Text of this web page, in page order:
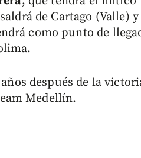
de Cartago (Valle)
como punto de
después de la
Medellín.